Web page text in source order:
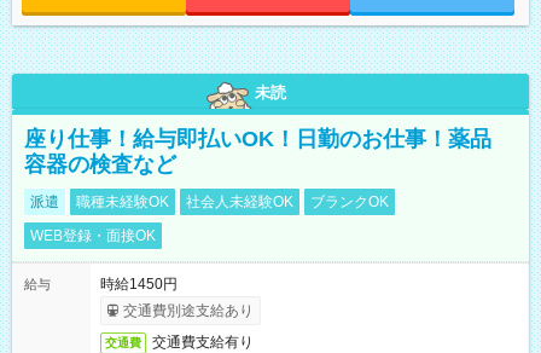
未読
座り仕事！給与即払いOK！日勤のお仕事！薬品
容器の検査など
派遣 職種未経験OK 社会人未経験OK
ブランクOK
WEB登録・面接OK
給与
時給1450円
交通費別途支給あり
交通費 交通費支給有り